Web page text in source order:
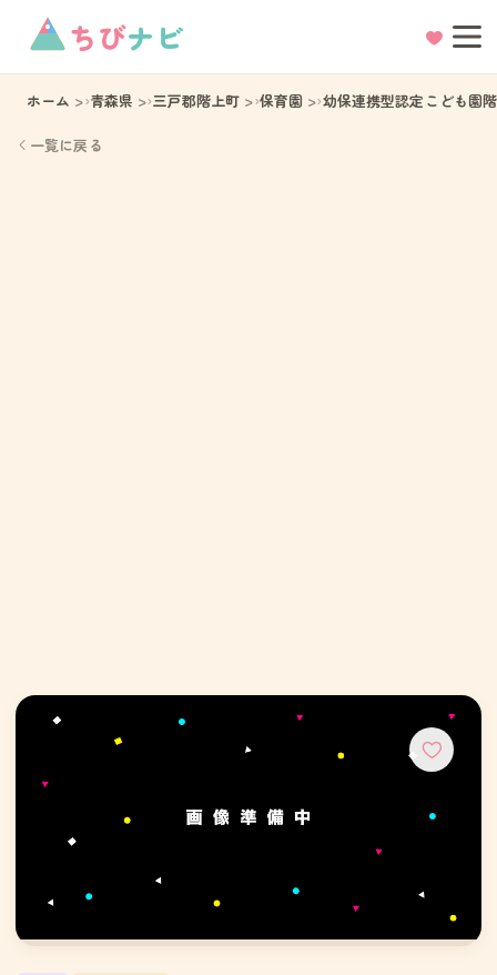
ちびナビ
ホーム 青森県 三戸郡階上町 保育園 幼保連携型認定こども園
一覧に戻る